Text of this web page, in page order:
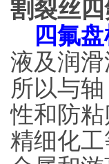
割裂丝
四氟盘
液及润
所以与
性和防
精细化